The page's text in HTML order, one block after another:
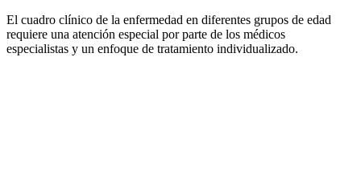
El cuadro clínico de la enfermedad en diferentes grupos de edad
requiere una atención especial por parte de los médicos
especialistas y un enfoque de tratamiento individualizado.